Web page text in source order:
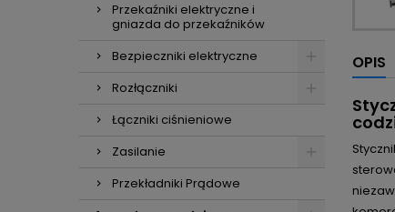
Przekaźniki elektryczne i
gniazda do przekaźników
Bezpieczniki elektryczne
Rozłączniki
Łączniki ciśnieniowe
Zasilanie
Przekładniki Prądowe
OPIS